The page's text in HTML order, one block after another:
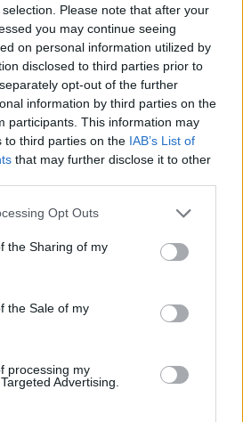
Please note that after your
you may continue seeing
on personal information utilized by
disclosed to third parties prior to
opt-out of the further
information by third parties on the
participants. This information may
to third parties on the IAB’s List of
that may further disclose it to other
Opt Outs
the Sharing of my
the Sale of my
processing my
Advertising.
ACCÈS
: Comédie
SITE OFFICIEL
LA CARTE